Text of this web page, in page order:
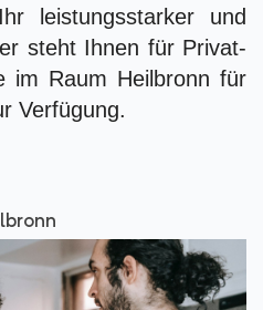
leistungsstarker und
steht Ihnen für Privat-
im Raum Heilbronn für
Verfügung.